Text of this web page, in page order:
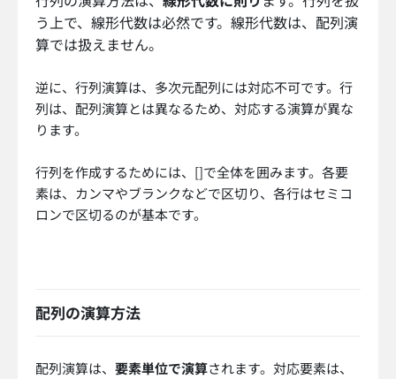
う上で、線形代数は必然です。線形代数は、配列演
算では扱えません。
逆に、行列演算は、多次元配列には対応不可です。行
列は、配列演算とは異なるため、対応する演算が異な
ります。
行列を作成するためには、[]で全体を囲みます。各要
素は、カンマやブランクなどで区切り、各行はセミコ
ロンで区切るのが基本です。
配列の演算方法
配列演算は、 要素単位で演算されます。対応要素は、